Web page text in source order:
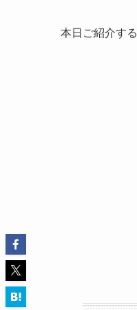
本日ご紹介す